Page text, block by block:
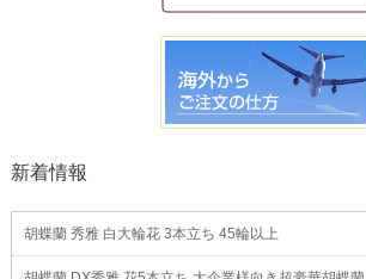
新着情報
胡蝶蘭 秀雅 白大輪花 3本立ち 45輪以上